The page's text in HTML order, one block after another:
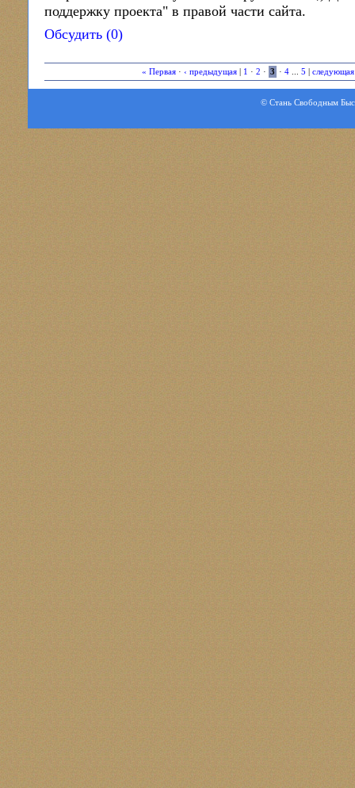
поддержку проекта" в правой части сайта.
Обсудить (0)
« Первая· ‹ предыдущая| 1 · 2 · 3 · 4... 5 следующая
© Стань Свободным